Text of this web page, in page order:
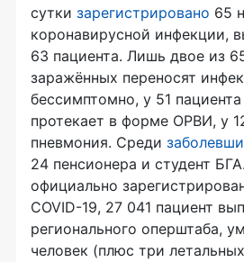
сутки зарегистрировано 65
коронавирусной инфекции,
63 пациента. Лишь двое из
заражённых переносят
бессимптомно, у 51 пациента
протекает в форме ОРВИ, у
пневмония. Среди
24 пенсионера и студент
официально
COVID-19, 27 041 пациент
регионального оперштаба,
человек (плюс три